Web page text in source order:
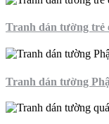
Tranh dán tường trẻ
Tranh dán tường